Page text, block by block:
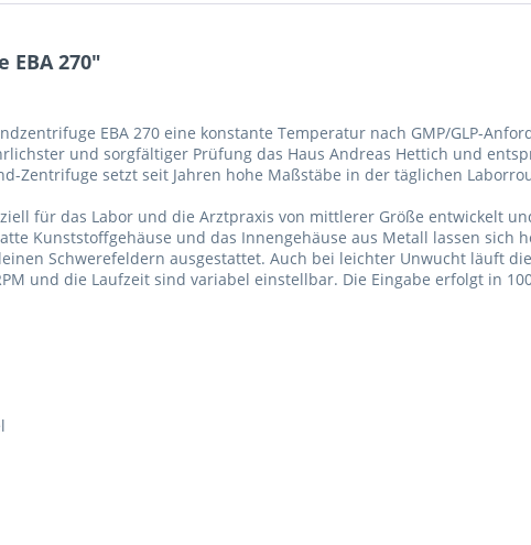
270"
EBA 270 eine konstante Temperatur nach GMP/GLP-
und sorgfältiger Prüfung das Haus Andreas Hettich und
Zentrifuge setzt seit Jahren hohe Maßstäbe in der täglichen
für das Labor und die Arztpraxis von mittlerer Größe entwickelt
Kunststoffgehäuse und das Innengehäuse aus Metall lassen sich
Schwerefeldern ausgestattet. Auch bei leichter Unwucht läuft
und die Laufzeit sind variabel einstellbar. Die Eingabe erfolgt in